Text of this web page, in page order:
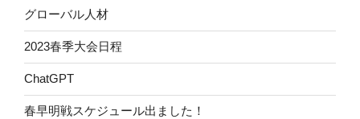
グローバル人材
2023春季大会日程
ChatGPT
春早明戦スケジュール出ました！